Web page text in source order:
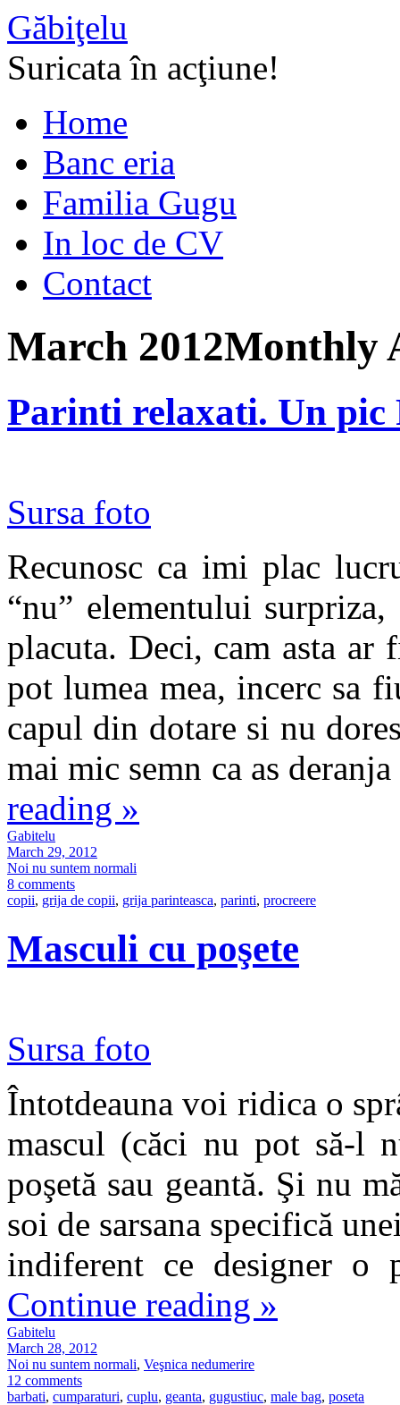
Găbiţelu
Suricata în acţiune!
Home
Banc eria
Familia Gugu
In loc de CV
Contact
March 2012Monthly
Parinti relaxati. Un pic
Sursa foto
Recunosc ca imi plac
“nu” elementului
placuta. Deci, cam asta ar
pot lumea mea, incerc sa
capul din dotare si nu
mai mic semn ca as
reading »
Gabitelu
March 29, 2012
Noi nu suntem normali
8 comments
copii, grija de copii, grija parinteasca, parinti, procreere
Masculi cu poşete
Sursa foto
Întotdeauna voi ridica o
mascul (căci nu pot să-l
poşetă sau geantă. Şi nu
soi de sarsana specifică
indiferent ce designer o
Continue reading »
Gabitelu
March 28, 2012
Noi nu suntem normali, Veşnica nedumerire
12 comments
barbati, cumparaturi, cuplu, geanta, gugustiuc, male bag, poseta